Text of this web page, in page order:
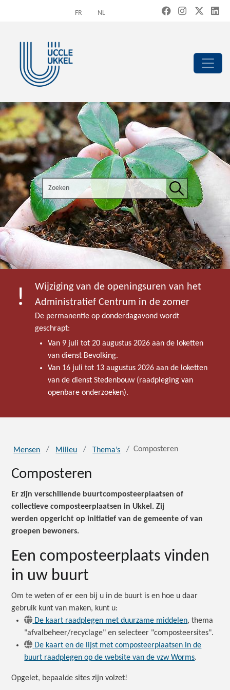
FR NL
Search the site
Zoeken
Wijziging van de openingsuren van het
Administratief Centrum in de zomer
De permanentie op donderdagavond wordt
geschrapt:
Van 9 juli tot 20 augustus 2026 aan de loketten
van dienst Bevolking.
Van 16 juli tot 13 augustus 2026 aan de loketten
van de dienst Stedenbouw (raadpleging van
openbare onderzoeken).
Mensen Milieu Thema’s Composteren
Composteren
Er zijn verschillende buurtcomposteerplaatsen of
collectieve composteerplaatsen in Ukkel. Zij
werden opgericht op initiatief van de gemeente of van
groepen bewoners.
Een composteerplaats vinden
in uw buurt
Om te weten of er een bij u in de buurt is en hoe u daar
gebruik kunt van maken, kunt u:
De kaart raadplegen met duurzame middelen, thema
"afvalbeheer/recyclage" en selecteer "composteersites".
De kaart en de lijst met composteerplaatsen in de
buurt raadplegen op de website van de vzw Worms.
Opgelet, bepaalde sites zijn volzet!